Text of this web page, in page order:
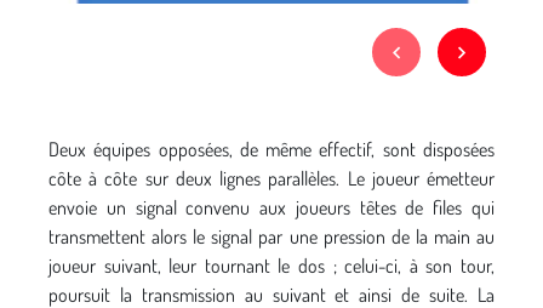
Deux équipes opposées, de même effectif, sont disposées
côte à côte sur deux lignes parallèles. Le joueur émetteur
envoie un signal convenu aux joueurs têtes de files qui
transmettent alors le signal par une pression de la main au
joueur suivant, leur tournant le dos ; celui-ci, à son tour,
poursuit la transmission au suivant et ainsi de suite. La